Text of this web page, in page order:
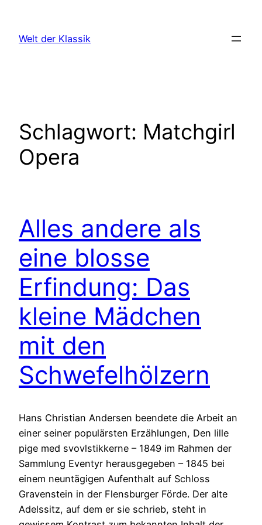
springen
Welt der Klassik
Schlagwort: Matchgirl
Opera
Alles andere als
eine blosse
Erfindung: Das
kleine Mädchen
mit den
Schwefelhölzern
Hans Christian Andersen beendete die Arbeit an
einer seiner populärsten Erzählungen, Den lille
pige med svovlstikkerne – 1849 im Rahmen der
Sammlung Eventyr herausgegeben – 1845 bei
einem neuntägigen Aufenthalt auf Schloss
Gravenstein in der Flensburger Förde. Der alte
Adelssitz, auf dem er sie schrieb, steht in